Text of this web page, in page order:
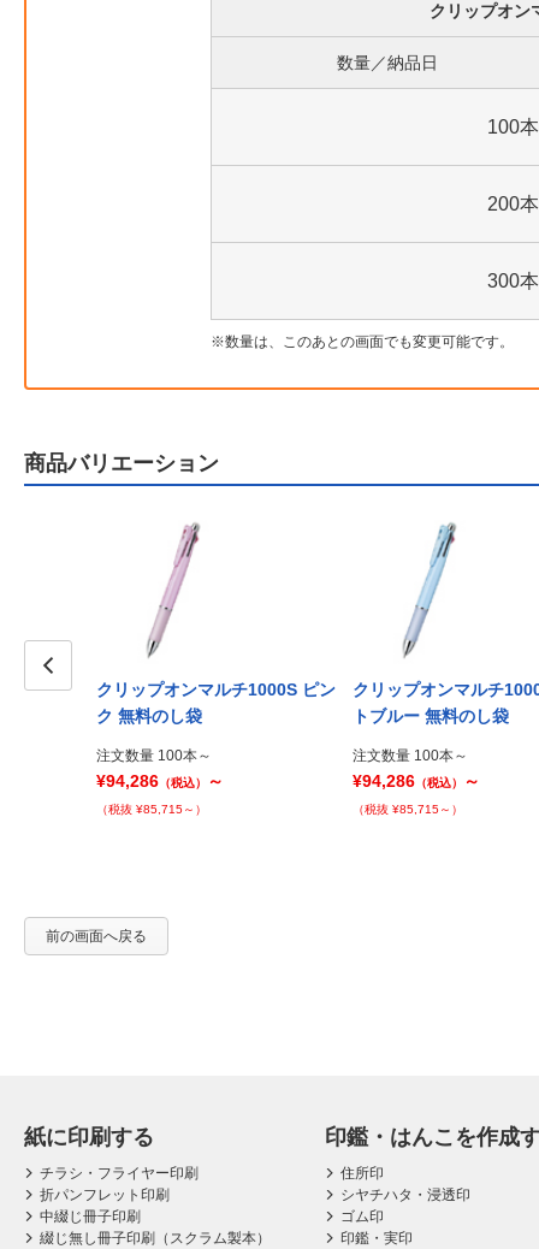
クリップオン
数量／納品日
100本
200本
300本
数量は、このあとの画面でも変更可能です。
商品バリエーション
黒
クリップオンマルチ1000S ピン
ク 無料のし袋
注文数量 100本～
¥94,286 （税込） ～
（税抜 ¥85,715～）
クリップオンマルチ
トブルー 無料のし袋
注文数量 100本～
¥94,286 （税込） ～
（税抜 ¥85,715～）
前の画面へ戻る
紙に印刷する
チラシ・フライヤー印刷
折パンフレット印刷
中綴じ冊子印刷
綴じ無し冊子印刷（スクラム製本）
印鑑・はんこを作成
住所印
シヤチハタ・浸透印
ゴム印
印鑑・実印